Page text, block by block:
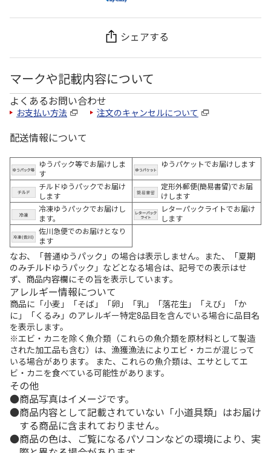
シェアする
マークや記載内容について
よくあるお問い合わせ
お支払い方法 注文のキャンセルについて
配送情報について
ゆうパック等でお届けしま
す
ゆうパケットでお届けします
チルドゆうパックでお届け
します
定形外郵便(簡易書留)でお届
けします
冷凍ゆうパックでお届けし
ます。
レターパックライトでお届け
します
佐川急便でのお届けとなり
ます
なお、「普通ゆうパック」の場合は表示しません。また、「夏期
のみチルドゆうパック」などとなる場合は、記号での表示はせ
ず、商品内容欄にその旨を表示しています。
アレルギー情報について
商品に「小麦」「そば」「卵」「乳」「落花生」「えび」「か
に」「くるみ」のアレルギー特定8品目を含んでいる場合に品目名
を表示します。
※エビ・カニを除く魚介類（これらの魚介類を原材料として製造
された加工品も含む）は、漁獲漁法によりエビ・カニが混じって
いる場合があります。 また、これらの魚介類は、エサとしてエ
ビ・カニを食べている可能性があります。
その他
商品写真はイメージです。
商品内容として記載されていない「小道具類」はお届け
する商品に含まれておりません。
商品の色は、ご覧になるパソコンなどの環境により、実